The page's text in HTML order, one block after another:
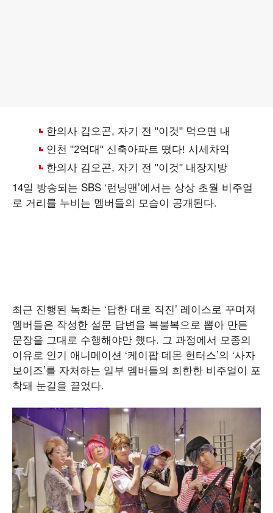
14일 방송되는 SBS ‘런닝맨’에서는 상상 초월 비주얼
로 거리를 누비는 멤버들의 모습이 공개된다.
최근 진행된 녹화는 ‘답한 대로 직진’ 레이스로 꾸며져
멤버들은 작성한 설문 답변을 복불복으로 뽑아 만든
문장을 그대로 수행해야만 했다. 그 과정에서 모종의
이유로 인기 애니메이션 ‘케이팝 데몬 헌터스’의 ‘사자
보이즈’를 자처하는 일부 멤버들의 희한한 비주얼이 포
착돼 눈길을 끌었다.